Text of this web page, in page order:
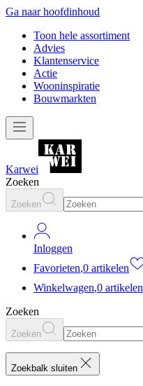
Ga naar hoofdinhoud
Toon hele assortiment
Advies
Klantenservice
Actie
Wooninspiratie
Bouwmarkten
Karwei
Zoeken
Zoeken
Inloggen
Favorieten,0 artikelen
Winkelwagen,0 artikelen
Zoeken
Zoeken
Zoekbalk sluiten